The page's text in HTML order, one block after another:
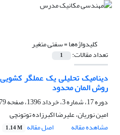
کلیدواژه‌ها =سفتی متغیر
تعداد مقالات: 1
دینامیک تحلیلی یک عملگر کشویی
روش المان محدود
دوره 17، شماره 3، خرداد 1396، صفحه
79-86
امین نوریان، علیرضا اکبرزاده توتونچی
مشاهده مقاله
اصل مقاله 1.14 M